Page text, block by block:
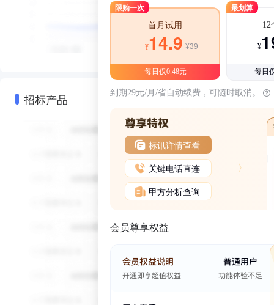
招标产品
限购一次
首月试用
¥14.9 ¥39
每日仅0.48元
最划算
12
¥
每日
到期29元/月/省自动续费，可随时取消。
标讯详情查看
关键电话直连
甲方分析查询
会员尊享权益